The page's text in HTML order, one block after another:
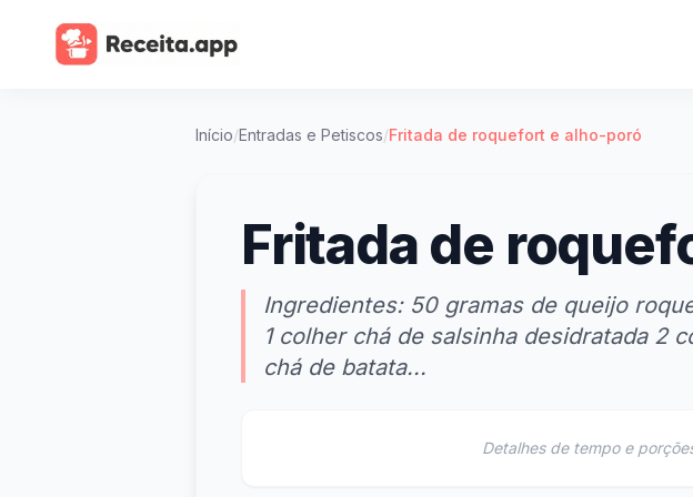
Início/Entradas e Petiscos/Fritada de roquefort e alho-poró
Fritada de
Ingredientes: 50 gramas de queijo
1 colher chá de salsinha desidratada 2
chá de batata...
Detalhes de tempo e